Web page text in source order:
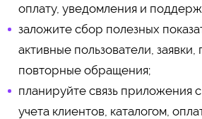
оплату, уведомления и
заложите сбор полезных
активные пользователи, заявки,
повторные обращения;
планируйте связь приложения
учета клиентов, каталогом,